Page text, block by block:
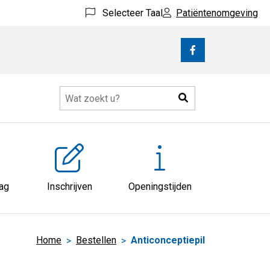
Selecteer Taal Patiëntenomgeving
Bezoek
facebook
Zoeken
Inschrijven Openingstijden
Home Bestellen Anticonceptiepil